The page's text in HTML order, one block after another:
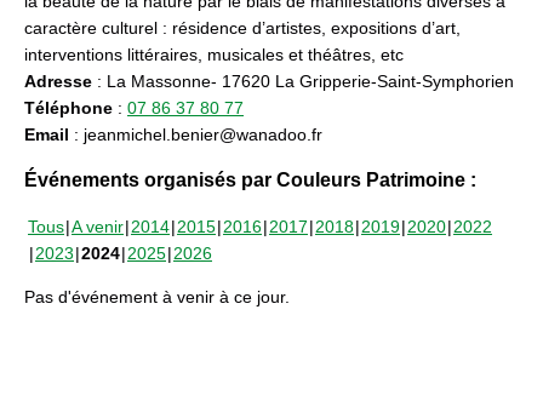
caractère culturel : résidence d’artistes, expositions d’art,
interventions littéraires, musicales et théâtres, etc
Adresse : La Massonne- 17620 La Gripperie-Saint-Symphorien
Téléphone : 07 86 37 80 77
Email : jeanmichel.benier@wanadoo.fr
Événements organisés par Couleurs Patrimoine :
Tous A venir 2014 2015 2016 2017 2018 2019 2020 2022
2023 2024 2025 2026
Pas d'événement à venir à ce jour.